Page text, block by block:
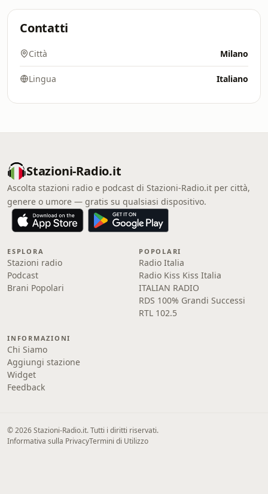
Contatti
Città Milano
Lingua Italiano
Stazioni-Radio.it
Ascolta stazioni radio e podcast di Stazioni-Radio.it per città,
genere o umore — gratis su qualsiasi dispositivo.
ESPLORA
Stazioni radio
Podcast
Brani Popolari
POPOLARI
Radio Italia
Radio Kiss Kiss Italia
ITALIAN RADIO
RDS 100% Grandi Successi
RTL 102.5
INFORMAZIONI
Chi Siamo
Aggiungi stazione
Widget
Feedback
© 2026 Stazioni-Radio.it. Tutti i diritti riservati.
Informativa sulla PrivacyTermini di Utilizzo